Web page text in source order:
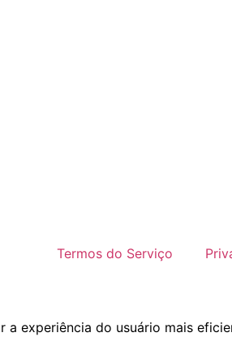
Termos do Serviço
experiência do usuário mais